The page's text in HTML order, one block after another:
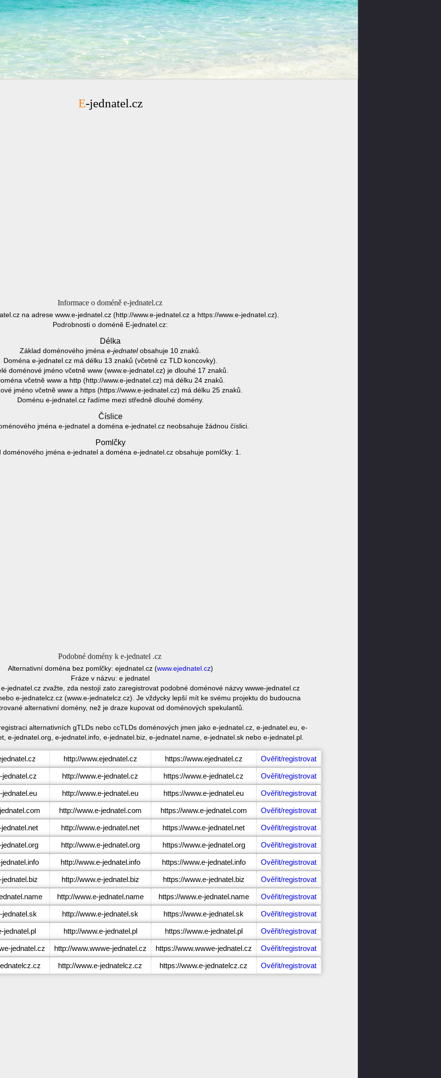
E-jednatel.cz
Informace o doméně e-jednatel.cz
na adrese www.e-jednatel.cz (http://www.e-jednatel.cz a https://www.e-jednatel.cz).
Podrobnosti o doméně E-jednatel.cz:
Délka
Základ doménového jména e-jednatelobsahuje 10 znaků.
Doména e-jednatel.cz má délku 13 znaků (včetně cz TLD koncovky).
doménové jméno včetně www (www.e-jednatel.cz) je dlouhé 17 znaků.
včetně www a http (http://www.e-jednatel.cz) má délku 24 znaků.
jméno včetně www a https (https://www.e-jednatel.cz) má délku 25 znaků.
Doménu e-jednatel.cz řadíme mezi středně dlouhé domény.
Číslice
jména e-jednatel a doména e-jednatel.cz neobsahuje žádnou číslici.
Pomlčky
doménového jména e-jednatel a doména e-jednatel.cz obsahuje pomlčky: 1.
Podobné domény k e-jednatel .cz
Alternativní doména bez pomlčky: ejednatel.cz (www.ejednatel.cz)
Fráze v názvu: e jednatel
jednatel.cz zvažte, zda nestojí zato zaregistrovat podobné doménové názvy wwwe-jednatel.cz
e-jednatelcz.cz (www.e-jednatelcz.cz). Je vždycky lepší mít ke svému projektu do budoucna
alternativní domény, než je draze kupovat od doménových spekulantů.
alternativních gTLDs nebo ccTLDs doménových jmen jako e-jednatel.cz, e-jednatel.eu, e-
e-jednatel.org, e-jednatel.info, e-jednatel.biz, e-jednatel.name, e-jednatel.sk nebo e-jednatel.pl.
http://www.ejednatel.cz https://www.ejednatel.cz Ověřit/registrovat
jednatel.cz http://www.e-jednatel.cz https://www.e-jednatel.cz Ověřit/registrovat
jednatel.eu http://www.e-jednatel.eu https://www.e-jednatel.eu Ověřit/registrovat
http://www.e-jednatel.com https://www.e-jednatel.com Ověřit/registrovat
http://www.e-jednatel.net https://www.e-jednatel.net Ověřit/registrovat
http://www.e-jednatel.org https://www.e-jednatel.org Ověřit/registrovat
http://www.e-jednatel.info https://www.e-jednatel.info Ověřit/registrovat
http://www.e-jednatel.biz https://www.e-jednatel.biz Ověřit/registrovat
http://www.e-jednatel.name https://www.e-jednatel.name Ověřit/registrovat
jednatel.sk http://www.e-jednatel.sk https://www.e-jednatel.sk Ověřit/registrovat
jednatel.pl http://www.e-jednatel.pl https://www.e-jednatel.pl Ověřit/registrovat
jednatel.cz http://www.wwwe-jednatel.cz https://www.wwwe-jednatel.cz Ověřit/registrovat
http://www.e-jednatelcz.cz https://www.e-jednatelcz.cz Ověřit/registrovat